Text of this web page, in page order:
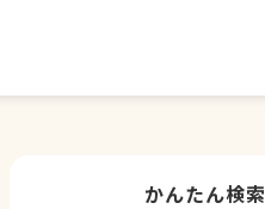
かんたん検索